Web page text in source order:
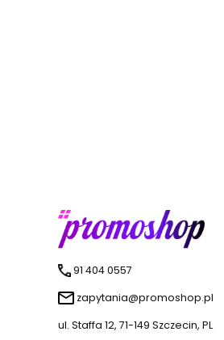
91 404 0557
zapytania@promoshop.pl
ul. Staffa 12, 71-149 Szczecin, PL